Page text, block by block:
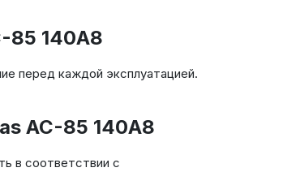
85 140A8
перед каждой эксплуатацией.
AC-85 140A8
в соответствии с